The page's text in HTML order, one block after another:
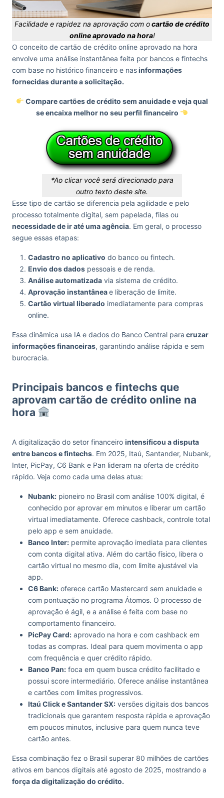
Facilidade e rapidez na aprovação com ocartão de crédito
online aprovado na hora!
O conceito de cartão de crédito online aprovado na hora
envolve uma análise instantânea feita por bancos e fintechs
com base no histórico financeiro e nasinformações
fornecidas durante a solicitação.
Compare cartões de crédito sem anuidade e veja qual
se encaixa melhor no seu perfil financeiro
*Ao clicar você será direcionado para
outro texto deste site.
Esse tipo de cartão se diferencia pela agilidade e pelo
processo totalmente digital, sem papelada, filas ou
necessidade de ir até uma agência. Em geral, o processo
segue essas etapas:
Cadastro no aplicativo do banco ou fintech.
Envio dos dados pessoais e de renda.
Análise automatizada via sistema de crédito.
Aprovação instantâneae liberação de limite.
Cartão virtual liberado imediatamente para compras
online.
Essa dinâmica usa IA e dados do Banco Central para cruzar
informações financeiras, garantindo análise rápida e sem
burocracia.
Principais bancos e fintechs que
aprovam cartão de crédito online na
hora
A digitalização do setor financeiro intensificou a disputa
entre bancos e fintechs. Em 2025, Itaú, Santander, Nubank,
Inter, PicPay, C6 Bank e Pan lideram na oferta de crédito
rápido. Veja como cada uma delas atua:
Nubank: pioneiro no Brasil com análise 100% digital, é
conhecido por aprovar em minutos e liberar um cartão
virtual imediatamente. Oferece cashback, controle total
pelo app e sem anuidade.
Banco Inter: permite aprovação imediata para clientes
com conta digital ativa. Além do cartão físico, libera o
cartão virtual no mesmo dia, com limite ajustável via
app.
C6 Bank: oferece cartão Mastercard sem anuidade e
com pontuação no programa Átomos. O processo de
aprovação é ágil, e a análise é feita com base no
comportamento financeiro.
PicPay Card: aprovado na hora e com cashback em
todas as compras. Ideal para quem movimenta o app
com frequência e quer crédito rápido.
Banco Pan: foca em quem busca crédito facilitado e
possui score intermediário. Oferece análise instantânea
e cartões com limites progressivos.
Itaú Click e Santander SX: versões digitais dos bancos
tradicionais que garantem resposta rápida e aprovação
em poucos minutos, inclusive para quem nunca teve
cartão antes.
Essa combinação fez o Brasil superar 80 milhões de cartões
ativos em bancos digitais até agosto de 2025, mostrando a
força da digitalização do crédito.